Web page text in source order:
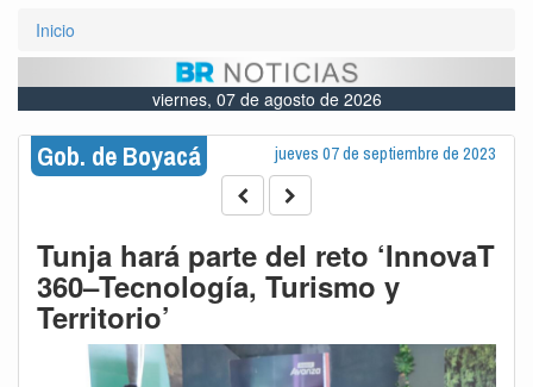
Inicio
viernes, 07 de agosto de 2026
Gob. de Boyacá jueves 07 de septiembre de 2023
Tunja hará parte del reto ‘InnovaT
360–Tecnología, Turismo y
Territorio’